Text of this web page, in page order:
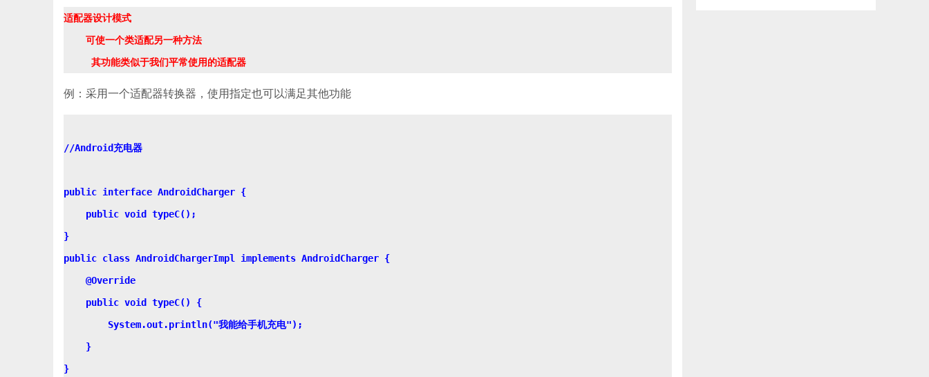
适配器设计模式
    可使一个类适配另一种方法
例：采用一个适配器转换器，使用指定也可以满足其他功能
//Android充电器
public interface AndroidCharger {
    public void typeC();
}
public class AndroidChargerImpl implements AndroidCharger {
    @Override
    public void typeC() {
        System.out.println("我能给手机充电");
    }
}